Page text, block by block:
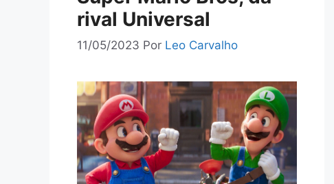
rival Universal
11/05/2023 Por Leo Carvalho